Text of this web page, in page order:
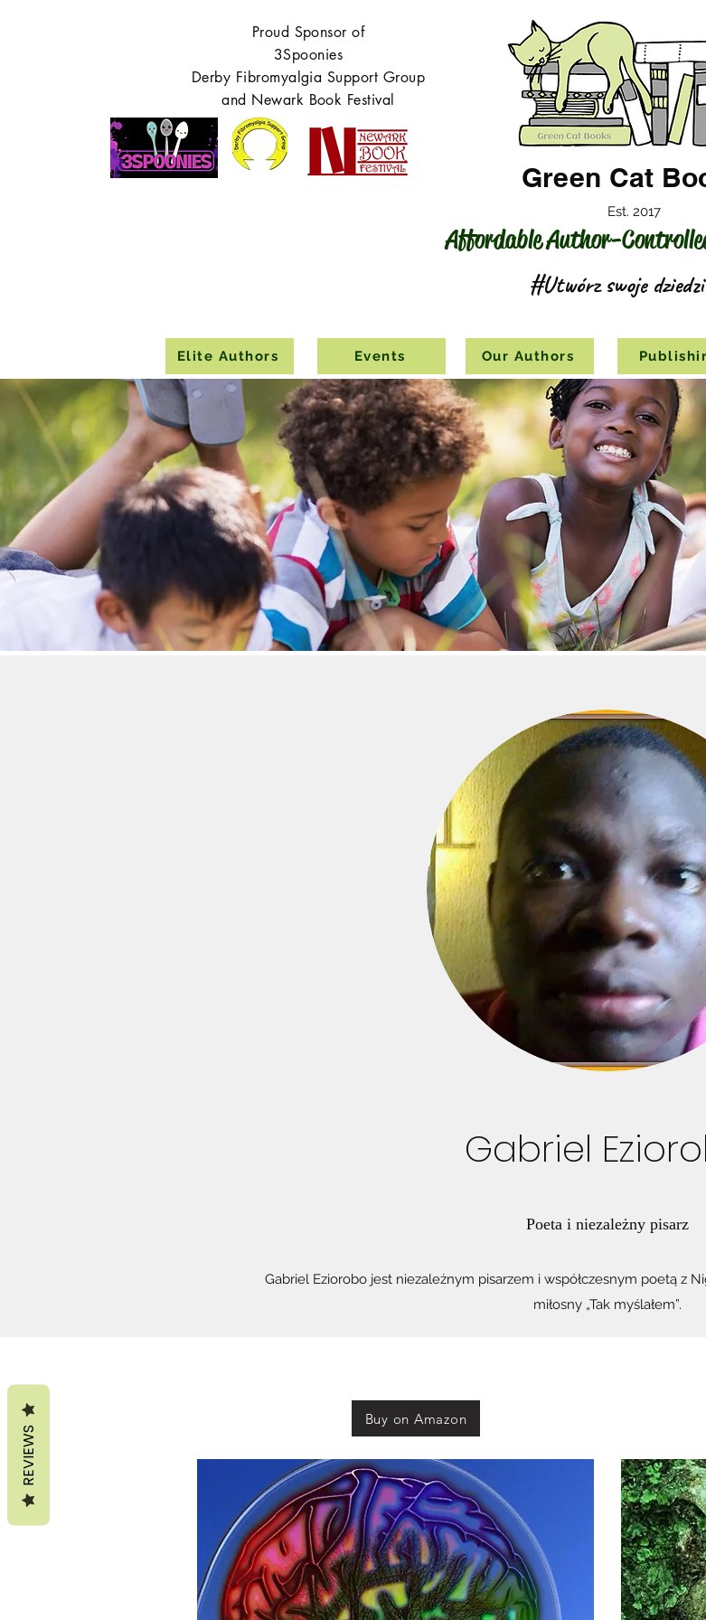
Green Cat
Est. 2017
Proud Sponsor of
3Spoonies
Derby Fibromyalgia Support Group
and Newark Book Festival
#Utwórz swoje
Affordable Author-
Elite Authors Events Our Authors
Gabriel
Poeta i niezależny pisarz
Gabriel Eziorobo jest niezależnym pisarzem i współczesnym poetą z
miłosny „Tak myślałem”.
Buy on Amazon
REVIEWS